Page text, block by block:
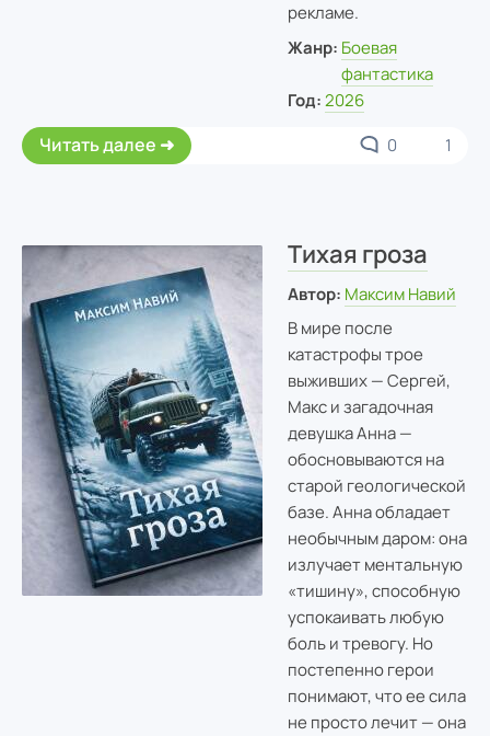
рекламе.
Жанр: Боевая
фантастика
Год: 2026
Читать далее 0 1
Тихая гроза
Автор: Максим Навий
В мире после
катастрофы трое
выживших — Сергей,
Макс и загадочная
девушка Анна —
обосновываются на
старой геологической
базе. Анна обладает
необычным даром: она
излучает ментальную
«тишину», способную
успокаивать любую
боль и тревогу. Но
постепенно герои
понимают, что ее сила
не просто лечит — она